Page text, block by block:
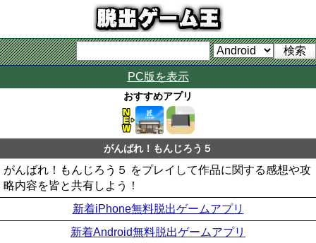
PC版を表示
おすすめアプリ
がんばれ！もんじろう５
がんばれ！もんじろう５ をプレイして作品に関する感想や攻
略内容を皆と共有しよう！
新着iPhone無料脱出ゲームアプリ
新着Android無料脱出ゲームアプリ